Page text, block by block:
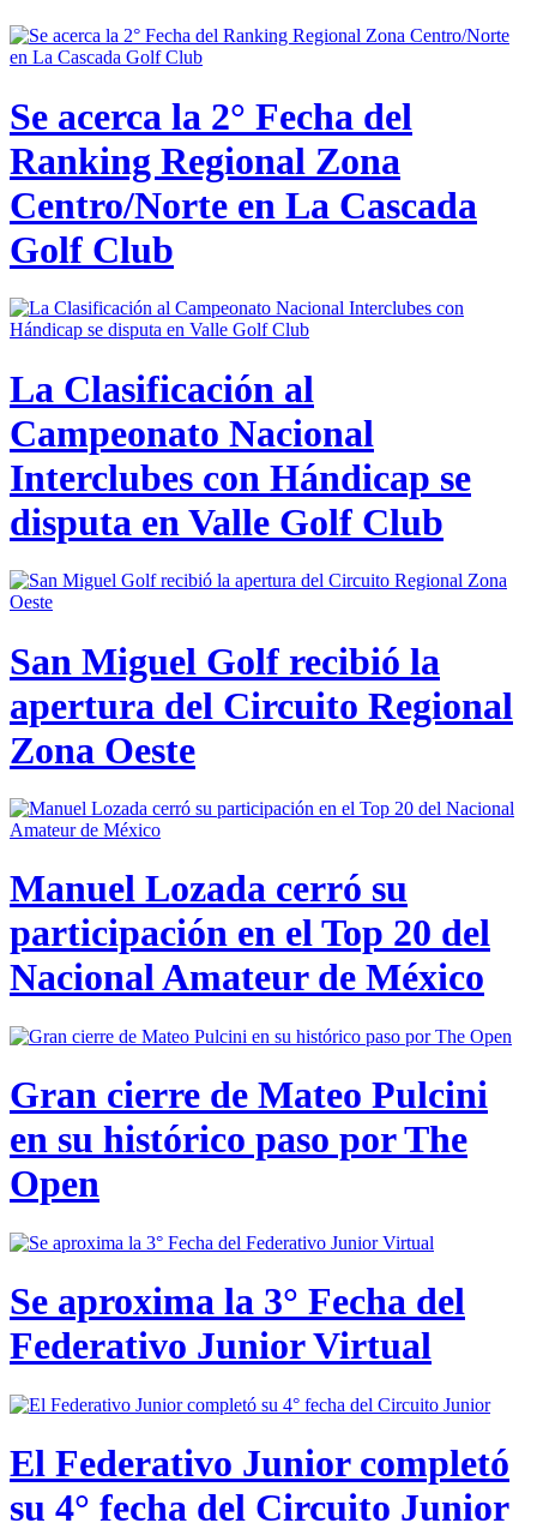
Se acerca la 2° Fecha del
Ranking Regional Zona
Centro/Norte en La Cascada
Golf Club
La Clasificación al
Campeonato Nacional
Interclubes con Hándicap se
disputa en Valle Golf Club
San Miguel Golf recibió la
apertura del Circuito Regional
Zona Oeste
Manuel Lozada cerró su
participación en el Top 20 del
Nacional Amateur de México
Gran cierre de Mateo Pulcini
en su histórico paso por The
Open
Se aproxima la 3° Fecha del
Federativo Junior Virtual
El Federativo Junior completó
su 4° fecha del Circuito Junior